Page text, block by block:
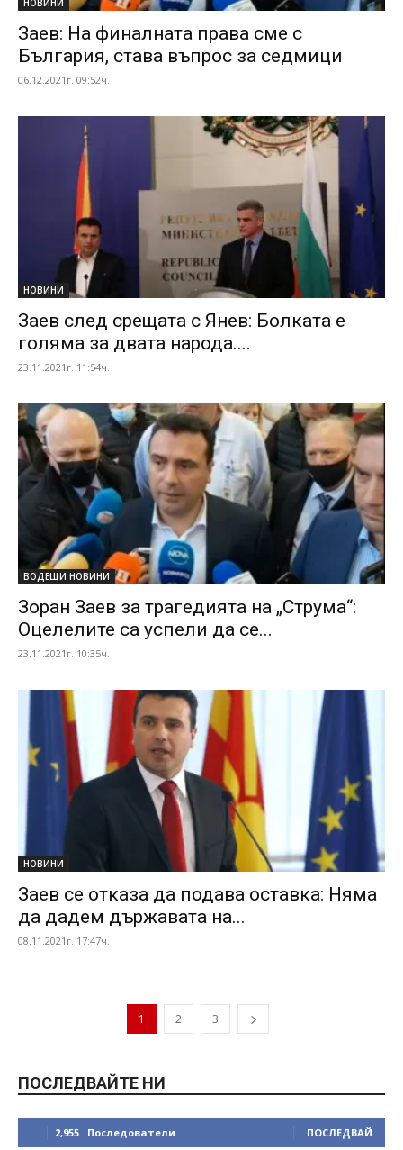
НОВИНИ
Заев: На финалната права сме с
България, става въпрос за седмици
06.12.2021г. 09:52ч.
НОВИНИ
Заев след срещата с Янев: Болката е
голяма за двата народа....
23.11.2021г. 11:54ч.
ВОДЕЩИ НОВИНИ
Зоран Заев за трагедията на „Струма“:
Оцелелите са успели да се...
23.11.2021г. 10:35ч.
НОВИНИ
Заев се отказа да подава оставка: Няма
да дадем държавата на...
08.11.2021г. 17:47ч.
1 2 3
ПОСЛЕДВАЙТЕ НИ
2,955 Последователи ПОСЛЕДВАЙ